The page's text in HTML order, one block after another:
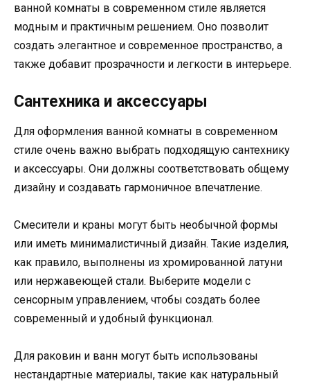
ванной комнаты в современном стиле является
модным и практичным решением. Оно позволит
создать элегантное и современное пространство, а
также добавит прозрачности и легкости в интерьере.
Сантехника и аксессуары
Для оформления ванной комнаты в современном
стиле очень важно выбрать подходящую сантехнику
и аксессуары. Они должны соответствовать общему
дизайну и создавать гармоничное впечатление.
Смесители и краны могут быть необычной формы
или иметь минималистичный дизайн. Такие изделия,
как правило, выполнены из хромированной латуни
или нержавеющей стали. Выберите модели с
сенсорным управлением, чтобы создать более
современный и удобный функционал.
Для раковин и ванн могут быть использованы
нестандартные материалы, такие как натуральный